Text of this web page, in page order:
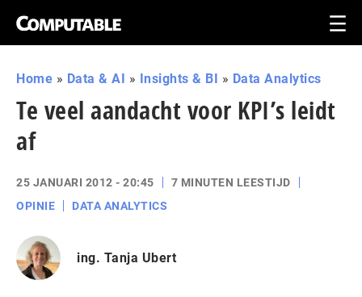
Home » Data & AI » Insights & BI » Data Analytics
Te veel aandacht voor KPI’s leidt
af
25 JANUARI 2012 - 20:45
7 MINUTEN LEESTIJD
OPINIE
DATA ANALYTICS
ing. Tanja Ubert